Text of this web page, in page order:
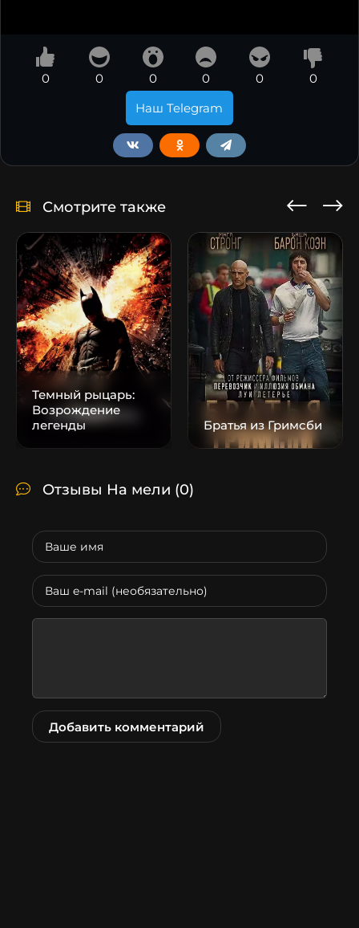
0 0 0 0 0
0
Наш Telegram
Смотрите также
Темный рыцарь:
Возрождение
легенды
Братья из Гримсби
Отзывы На мели (0)
Добавить комментарий